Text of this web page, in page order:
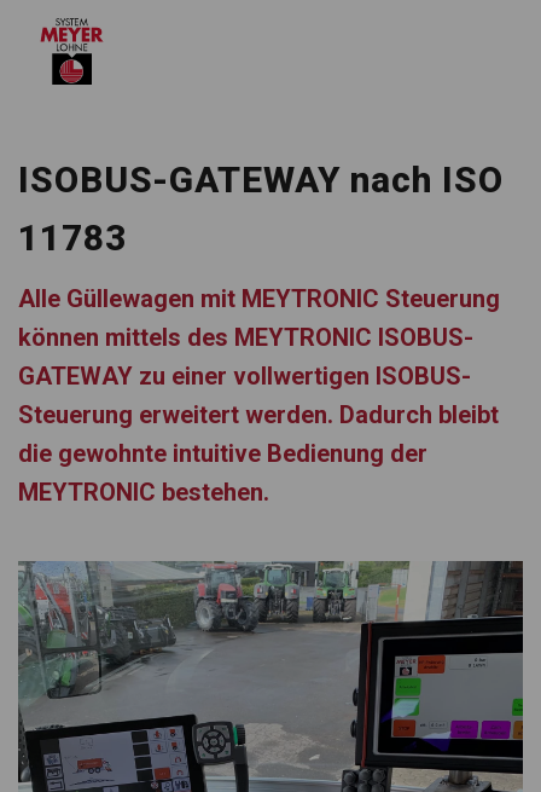
ISOBUS-GATEWAY nach ISO
11783
Alle Gül­le­wa­gen mit MEYTRONIC Steue­rung
kön­nen mit­tels des MEYTRONIC ISOBUS-
GATEWAY zu einer voll­wer­ti­gen ISO­BUS-
Steue­rung erwei­tert wer­den. Dadurch bleibt
die gewohnte intui­tive Bedie­nung der
MEYTRONIC bestehen.